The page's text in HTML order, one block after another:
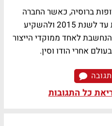
למעלה מ-60 תרופות ברוסיה, כאשר החברה
מתכננת להכפיל את המכירות עד לשנת 2015 ולהשקיע
הנחשבת לאחד ממוקדי הייצור
אחרי הודו וסין.
כל התגובות